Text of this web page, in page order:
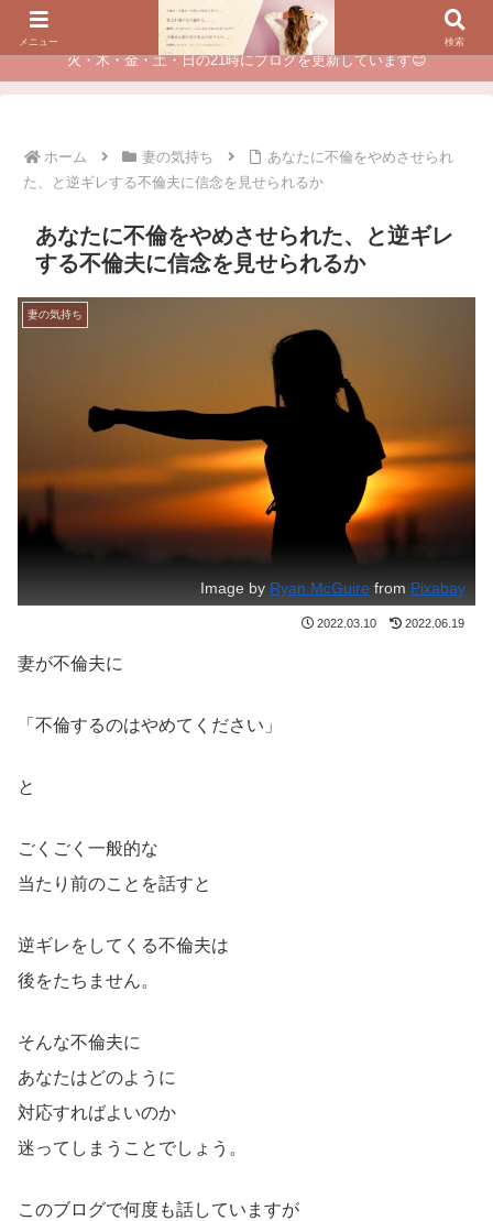
夫に不倫されたつらい経験が、あなたのチャンスに変わるカウンセリング
火・木・金・土・日の21時にブログを更新しています😊
ホーム 妻の気持ち
あなたに不倫をやめさせられ
た、と逆ギレする不倫夫に信念を見せられるか
あなたに不倫をやめさせられた、と逆ギレ
する不倫夫に信念を見せられるか
妻の気持ち
Image by Ryan McGuire from Pixabay
2022.03.10 2022.06.19
妻が不倫夫に
「不倫するのはやめてください」
と
ごくごく一般的な
当たり前のことを話すと
逆ギレをしてくる不倫夫は
後をたちません。
そんな不倫夫に
あなたはどのように
対応すればよいのか
迷ってしまうことでしょう。
このブログで何度も話していますが
メニュー 検索